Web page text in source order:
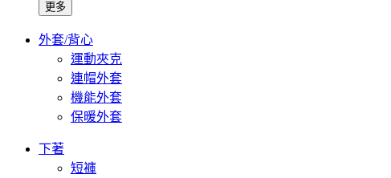
更多
外套/背心
運動夾克
連帽外套
機能外套
保暖外套
下著
短褲